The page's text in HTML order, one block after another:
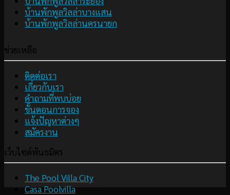
บ้านพักพูลวิลล่าบางแสน
บ้านพักพูลวิลล่านครนายก
ช่วยเหลือ
ติดต่อเรา
เกี่ยวกับเรา
คำถามที่พบบ่อย
ขั้นตอนการจอง
แจ้งปัญหาต่างๆ
สมัครงาน
เว็บไซต์พันธมิตร
The Pool Villa City
Casa Poolvilla